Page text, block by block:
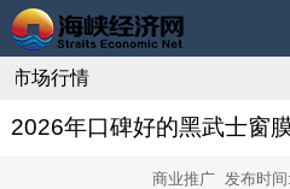
市场行情
2026年口碑好的黑武士窗
商业推广 发布时间: